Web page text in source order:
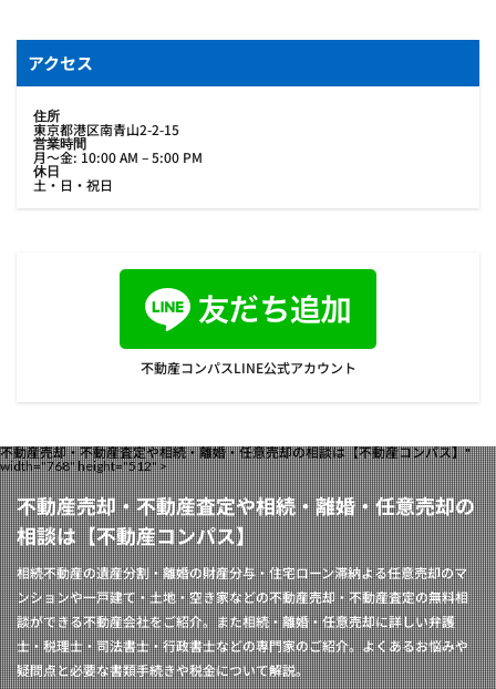
アクセス
住所
東京都港区南青山2-2-15
営業時間
月〜金: 10:00 AM – 5:00 PM
休日
土・日・祝日
不動産コンパスLINE公式アカウント
不動産売却・不動産査定や相続・離婚・任意売却の相談は【不動産コンパス】"
width="768" height="512" >
不動産売却・不動産査定や相続・離婚・任意売却の
相談は【不動産コンパス】
相続不動産の遺産分割・離婚の財産分与・住宅ローン滞納よる任意売却のマ
ンションや一戸建て・土地・空き家などの不動産売却・不動産査定の無料相
談ができる不動産会社をご紹介。また相続・離婚・任意売却に詳しい弁護
士・税理士・司法書士・行政書士などの専門家のご紹介。よくあるお悩みや
疑問点と必要な書類手続きや税金について解説。